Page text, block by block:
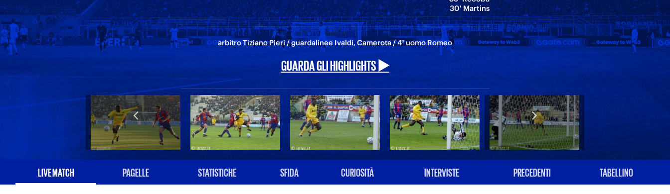
30' Martins
arbitro Tiziano Pieri / guardalinee Ivaldi, Camerota / 4° uomo Romeo
GUARDA GLI HIGHLIGHTS ▶️
LIVE MATCH PAGELLE STATISTICHE SFIDA CURIOSITÀ INTERVISTE PRECEDENTI TABELLINO